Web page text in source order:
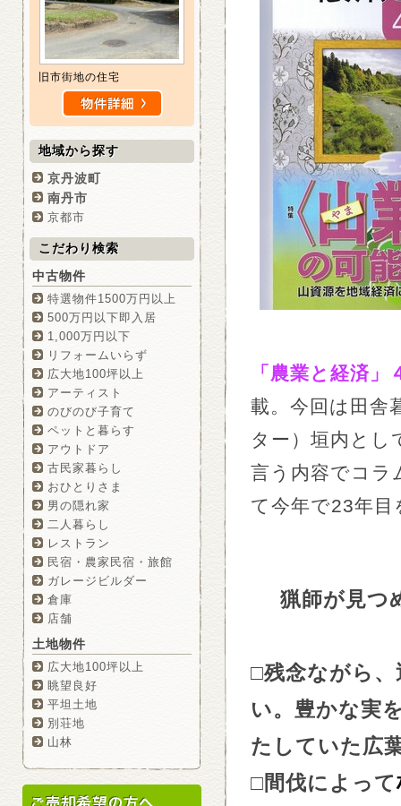
「農業と経済」
載。今回は田舎
ター）垣内と
言う内容でコ
て今年で23年目
猟師が見つ
□残念ながら
い。豊かな実
たしていた広
□間伐によって
旧市街地の住宅
地域から探す
京丹波町
南丹市
京都市
こだわり検索
中古物件
特選物件1500万円以上
500万円以下即入居
1,000万円以下
リフォームいらず
広大地100坪以上
アーティスト
のびのび子育て
ペットと暮らす
アウトドア
古民家暮らし
おひとりさま
男の隠れ家
二人暮らし
レストラン
民宿・農家民宿・旅館
ガレージビルダー
倉庫
店舗
土地物件
広大地100坪以上
眺望良好
平坦土地
別荘地
山林